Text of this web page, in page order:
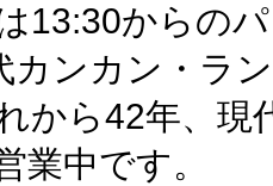
13:30からの
カンカン・ラ
から42年、現
業中です。